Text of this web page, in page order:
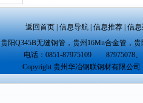
返回首页 信息导航 信息推荐 信
贵阳Q345B无缝钢管 ， 贵州16Mn合金管 ， 贵
电话：0851-87975109 87975078、
Copyright 贵州华冶钢联钢材有限公